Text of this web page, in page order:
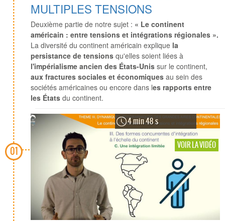
01
MULTIPLES TENSIONS
Deuxième partie de notre sujet : « Le continent
américain : entre tensions et intégrations régionales ».
La diversité du continent américain explique la
persistance de tensions qu'elles soient liées à
l'impérialisme ancien des États-Unis sur le continent,
aux fractures sociales et économiques au sein des
sociétés américaines ou encore dans les rapports entre
les États du continent.
4 min 48 s
VOIR LA VIDÉO